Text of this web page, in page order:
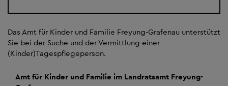
Das Amt für Kinder und Familie Freyung-Grafenau unterstützt
Sie bei der Suche und der Vermittlung einer
(Kinder)Tagespflegeperson.
Amt für Kinder und Familie im Landratsamt Freyung-